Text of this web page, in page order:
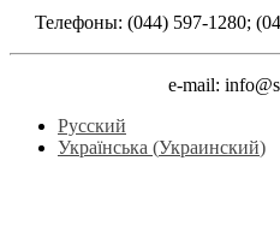
Телефоны: (044) 597-1280;
e-mail:
Русский
Українська (Украинский)